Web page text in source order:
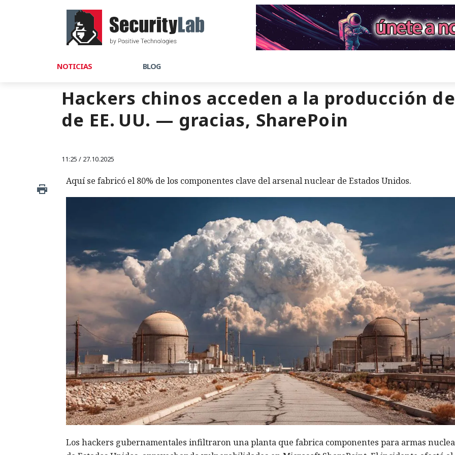
NOTICIAS BLOG
Hackers chinos acceden a la producción
de EE. UU. — gracias, SharePoin
11:25 / 27.10.2025
Aquí se fabricó el 80% de los componentes clave del arsenal nuclear de Estados Unidos.
Los hackers gubernamentales infiltraron una planta que fabrica componentes para armas